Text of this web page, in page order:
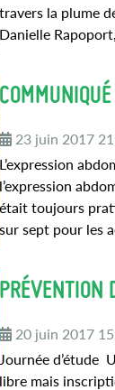
travers la plume
Danielle
23 juin 2017
L’expression
l’expression
était toujours
sur sept pour les
PRÉVENTION
20 juin 2017
Journée d’étude
libre mais